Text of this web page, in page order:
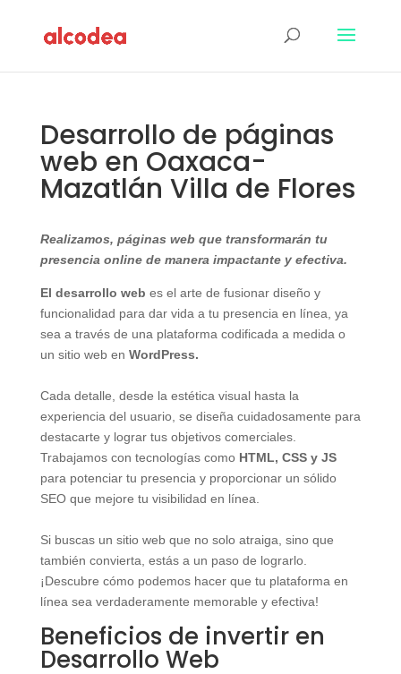
Desarrollo de páginas
web en Oaxaca-
Mazatlán Villa de Flores
Realizamos, páginas web que transformarán tu
presencia online de manera impactante y efectiva.
El desarrollo web es el arte de fusionar diseño y
funcionalidad para dar vida a tu presencia en línea, ya
sea a través de una plataforma codificada a medida o
un sitio web en WordPress.
Cada detalle, desde la estética visual hasta la
experiencia del usuario, se diseña cuidadosamente para
destacarte y lograr tus objetivos comerciales.
Trabajamos con tecnologías como HTML, CSS y JS
para potenciar tu presencia y proporcionar un sólido
SEO que mejore tu visibilidad en línea.
Si buscas un sitio web que no solo atraiga, sino que
también convierta, estás a un paso de lograrlo.
¡Descubre cómo podemos hacer que tu plataforma en
línea sea verdaderamente memorable y efectiva!
Beneficios de invertir en
Desarrollo Web